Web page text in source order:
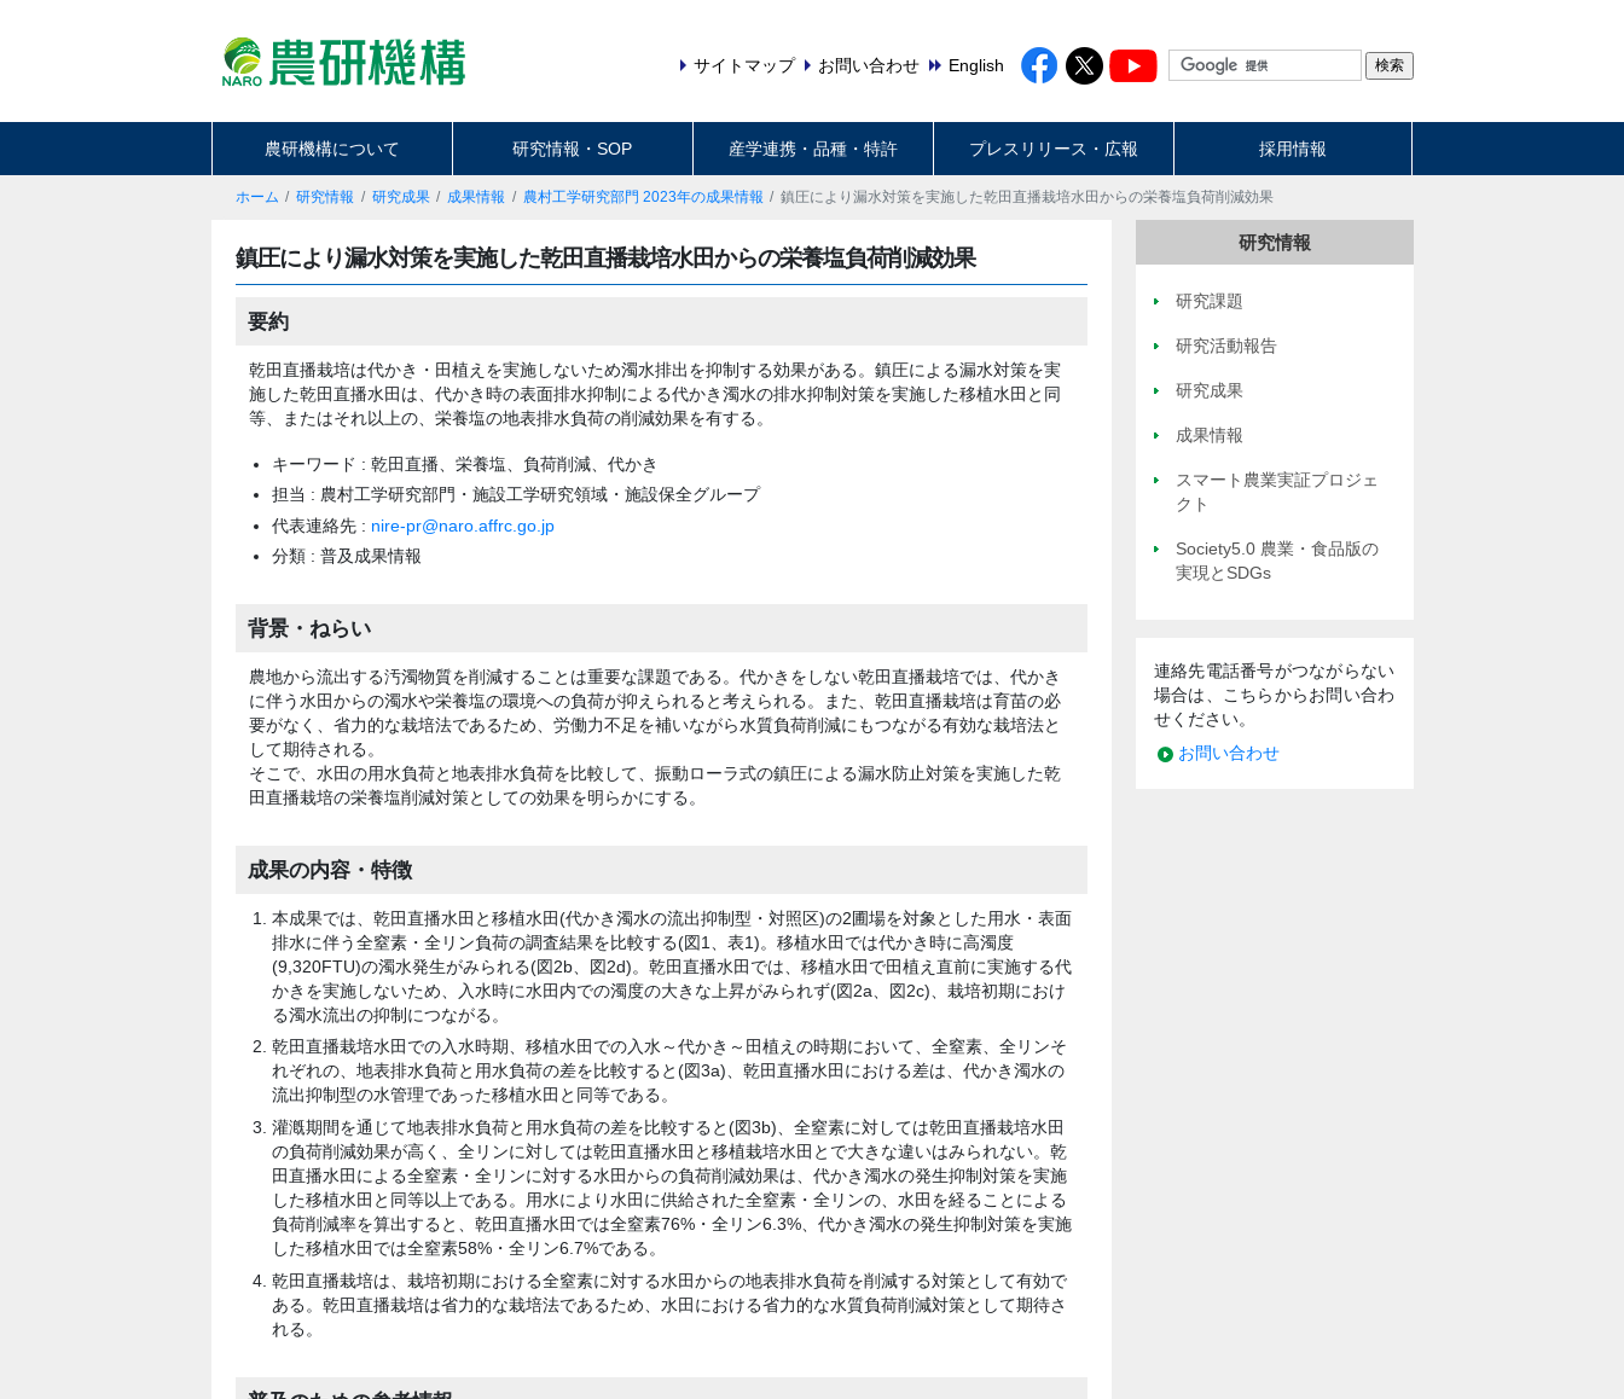
サイトマップ お問い合わせ English
農研機構について 研究情報・SOP 産学連携・品種・特許 プレスリリース・広報 採用情報
ホーム 研究情報 研究成果 成果情報 農村工学研究部門 2023年の成果情報 鎮圧により漏水対策を実施した乾田直播栽培水田からの栄養塩負荷削減効果
鎮圧により漏水対策を実施した乾田直播栽培水田からの栄養塩負荷削減効果
要約
乾田直播栽培は代かき・田植えを実施しないため濁水排出を抑制する効果がある。鎮圧による漏水対策を実
施した乾田直播水田は、代かき時の表面排水抑制による代かき濁水の排水抑制対策を実施した移植水田と同
等、またはそれ以上の、栄養塩の地表排水負荷の削減効果を有する。
キーワード : 乾田直播、栄養塩、負荷削減、代かき
担当 : 農村工学研究部門・施設工学研究領域・施設保全グループ
代表連絡先 : nire-pr@naro.affrc.go.jp
分類 : 普及成果情報
背景・ねらい
農地から流出する汚濁物質を削減することは重要な課題である。代かきをしない乾田直播栽培では、代かき
に伴う水田からの濁水や栄養塩の環境への負荷が抑えられると考えられる。また、乾田直播栽培は育苗の必
要がなく、省力的な栽培法であるため、労働力不足を補いながら水質負荷削減にもつながる有効な栽培法と
して期待される。
そこで、水田の用水負荷と地表排水負荷を比較して、振動ローラ式の鎮圧による漏水防止対策を実施した乾
田直播栽培の栄養塩削減対策としての効果を明らかにする。
成果の内容・特徴
本成果では、乾田直播水田と移植水田(代かき濁水の流出抑制型・対照区)の2圃場を対象とした用水・表面
排水に伴う全窒素・全リン負荷の調査結果を比較する(図1、表1)。移植水田では代かき時に高濁度
(9,320FTU)の濁水発生がみられる(図2b、図2d)。乾田直播水田では、移植水田で田植え直前に実施する代
かきを実施しないため、入水時に水田内での濁度の大きな上昇がみられず(図2a、図2c)、栽培初期におけ
る濁水流出の抑制につながる。
乾田直播栽培水田での入水時期、移植水田での入水～代かき～田植えの時期において、全窒素、全リンそ
れぞれの、地表排水負荷と用水負荷の差を比較すると(図3a)、乾田直播水田における差は、代かき濁水の
流出抑制型の水管理であった移植水田と同等である。
灌漑期間を通じて地表排水負荷と用水負荷の差を比較すると(図3b)、全窒素に対しては乾田直播栽培水田
の負荷削減効果が高く、全リンに対しては乾田直播水田と移植栽培水田とで大きな違いはみられない。乾
田直播水田による全窒素・全リンに対する水田からの負荷削減効果は、代かき濁水の発生抑制対策を実施
した移植水田と同等以上である。用水により水田に供給された全窒素・全リンの、水田を経ることによる
負荷削減率を算出すると、乾田直播水田では全窒素76%・全リン6.3%、代かき濁水の発生抑制対策を実施
した移植水田では全窒素58%・全リン6.7%である。
乾田直播栽培は、栽培初期における全窒素に対する水田からの地表排水負荷を削減する対策として有効で
ある。乾田直播栽培は省力的な栽培法であるため、水田における省力的な水質負荷削減対策として期待さ
れる。
研究情報
研究課題
研究活動報告
研究成果
成果情報
スマート農業実証プロジェ
クト
Society5.0 農業・食品版の
実現とSDGs
連絡先電話番号がつながらない
場合は、こちらからお問い合わ
せください。
お問い合わせ